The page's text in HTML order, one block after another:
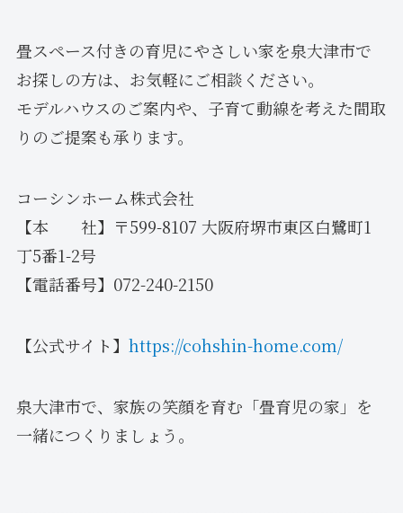
畳スペース付きの育児にやさしい家を泉大津市で
お探しの方は、お気軽にご相談ください。
モデルハウスのご案内や、子育て動線を考えた間取
りのご提案も承ります。
コーシンホーム株式会社
【本 社】〒599-8107 大阪府堺市東区白鷺町1
丁5番1-2号
【電話番号】072-240-2150
【公式サイト】 https://cohshin-home.com/
泉大津市で、家族の笑顔を育む「畳育児の家」を
一緒につくりましょう。